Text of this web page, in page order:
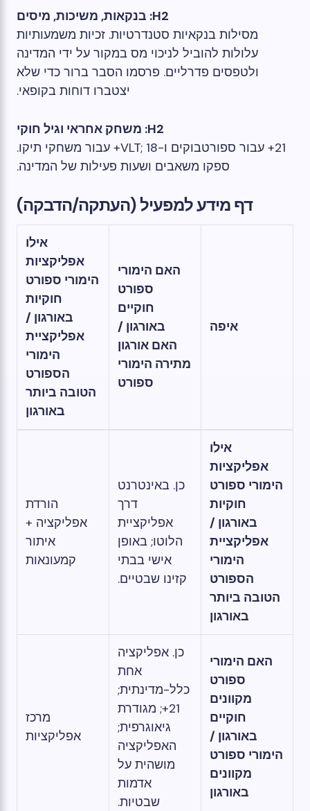
H2: בנקאות, משיכות, מיסים
מסילות בנקאיות סטנדרטיות. זכיות משמעותיות
עלולות להוביל לניכוי מס במקור על ידי המדינה
ולטפסים פדרליים. פרסמו הסבר ברור כדי שלא
יצטברו דוחות בקופאי.
H2: משחק אחראי וגיל חוקי
21+ עבור ספורטבוקים ו-VLT; 18+ עבור משחקי תיקו.
ספקו משאבים ושעות פעילות של המדינה.
דף מידע למפעיל (העתקה/הדבקה)
איפה
האם הימורי
ספורט
חוקיים
באורגון /
האם אורגון
מתירה הימורי
ספורט
אילו
אפליקציות
הימורי ספורט
חוקיות
באורגון /
אפליקציית
הימורי
הספורט
הטובה ביותר
באורגון
אילו
אפליקציות
הימורי ספורט
חוקיות
באורגון /
אפליקציית
הימורי
הספורט
הטובה ביותר
באורגון
כן. באינטרנט
דרך
אפליקציית
הלוטו; באופן
אישי בבתי
קזינו שבטיים.
הורדת
אפליקציה +
איתור
קמעונאות
האם הימורי
ספורט
מקוונים
חוקיים
באורגון /
הימורי ספורט
מקוונים
באורגון
כן. אפליקציה
אחת
כלל-מדינתית;
21+; מגודרת
גיאוגרפית;
האפליקציה
מושהית על
אדמות
שבטיות.
מרכז
אפליקציות